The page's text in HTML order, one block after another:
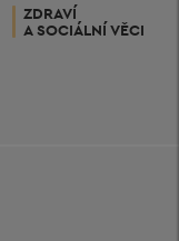
ZDRAVÍ
A SOCIÁLNÍ VĚCI